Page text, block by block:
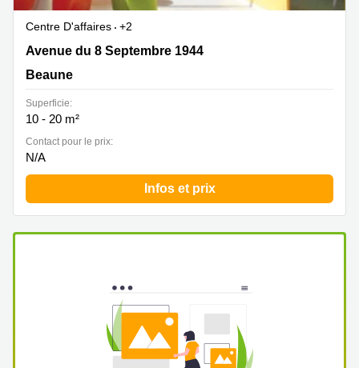
Centre D'affaires
+2
Avenue du 8 Septembre 1944 11, Beaune
Avenue du 8 Septembre 1944
Beaune
Superficie:
10 - 20 m²
Contact pour le prix:
N/A
Infos et prix